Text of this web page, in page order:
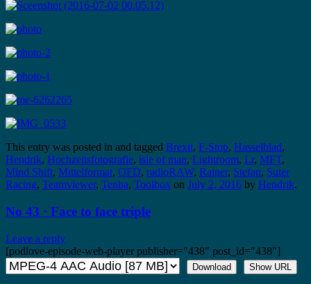
This entry was posted in and tagged Brexit, F-Stop, Hasselblad,
Hendrik, Hochzeitsfotografie, isle of man, Lightroom, Lr, MFT,
Mind Shift, Mittelformat, OFD, radioRAW, Rainer, Stefan, Suter
Racing, Teamviewer, Tenba, Toolbox on July 2, 2016 by Hendrik.
No 43 · Face to face triple
Leave a reply
[podlove-episode-web-player publisher="438" post_id="438"]
Download Show URL